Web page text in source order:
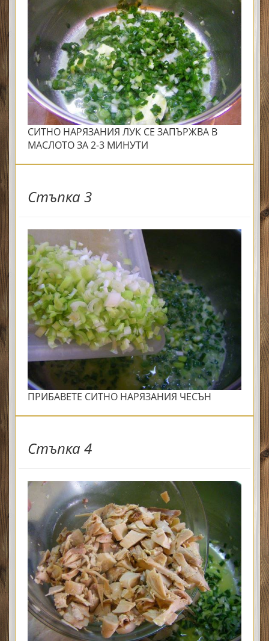
СИТНО НАРЯЗАНИЯ ЛУК СЕ ЗАПЪРЖВА В
МАСЛОТО ЗА 2-3 МИНУТИ
Стъпка 3
ПРИБАВЕТЕ СИТНО НАРЯЗАНИЯ ЧЕСЪН
Стъпка 4